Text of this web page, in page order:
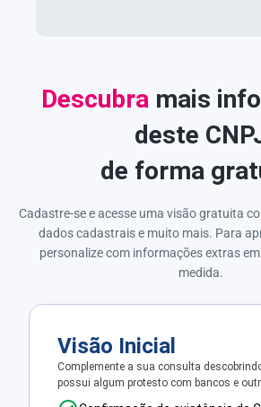
Descubramais
deste
de forma
Cadastre-se e acesse uma visão gratuita
dados cadastrais e muito mais. Para
personalize com informações extras
medida.
Visão Inicial
Complemente a sua consulta
possui algum protesto com bancos e